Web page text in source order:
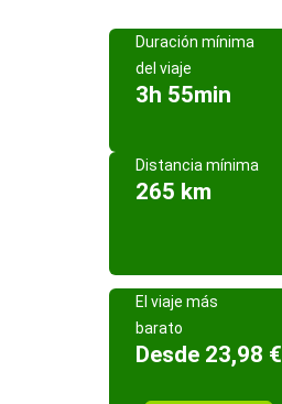
Duración mínima
del viaje
3h 55min
Distancia mínima
265 km
El viaje más
barato
Desde 23,98 €